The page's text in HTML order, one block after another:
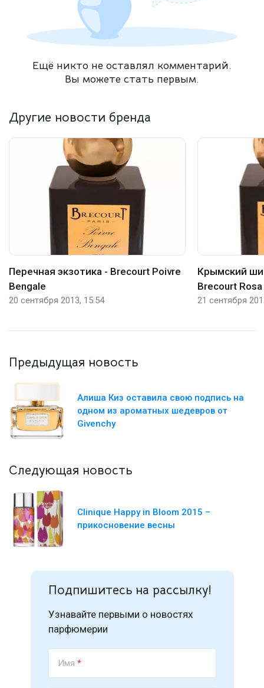
Ещё никто не оставлял комментарий.
Вы можете стать первым.
Другие новости бренда
Перечная экзотика - Brecourt Poivre
Bengale
20 сентября 2013, 15:54
Крымский
Brecourt
21 сентября
Предыдущая новость
Алиша Киз оставила свою подпись на
одном из ароматных шедевров от
Givenchy
Следующая новость
Clinique Happy in Bloom 2015 –
прикосновение весны
Подпишитесь на рассылку!
Узнавайте первыми о новостях
парфюмерии
Имя *